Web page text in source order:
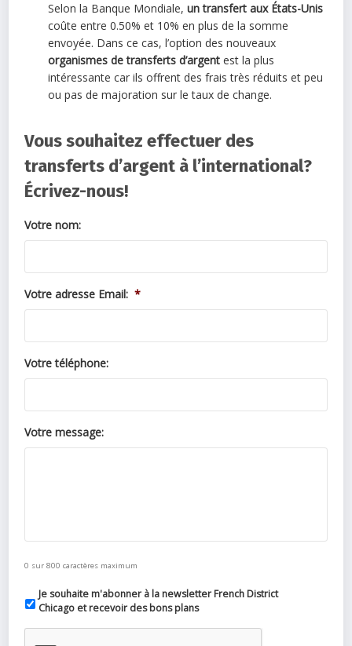
Selon la Banque Mondiale,un transfert aux États-Unis
coûte entre 0.50% et 10% en plus de la somme
envoyée. Dans ce cas, l’option des nouveaux
organismes de transferts d’argent est la plus
intéressante car ils offrent des frais très réduits et peu
ou pas de majoration sur le taux de change.
Vous souhaitez effectuer des
transferts d’argent à l’international?
Écrivez-nous!
Votre nom:
Votre adresse Email: *
Votre téléphone:
Votre message:
0 sur 800 caractères maximum
Je souhaite m'abonner à la newsletter French District
Chicago et recevoir des bons plans